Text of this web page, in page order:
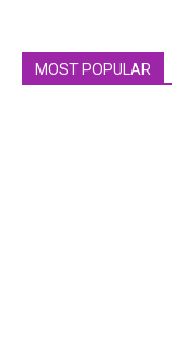
MOST POPULAR